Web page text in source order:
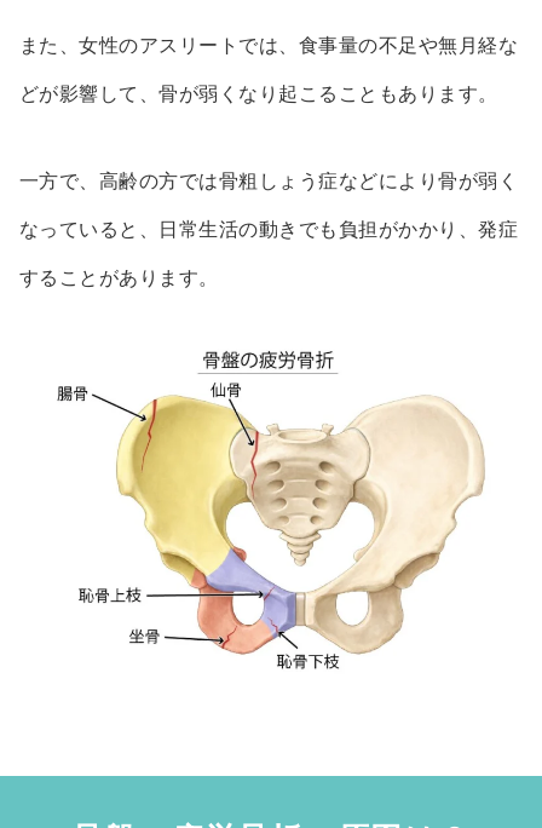
また、女性のアスリートでは、食事量の不足や無月経な
どが影響して、骨が弱くなり起こることもあります。
一方で、高齢の方では骨粗しょう症などにより骨が弱く
なっていると、日常生活の動きでも負担がかかり、発症
することがあります。